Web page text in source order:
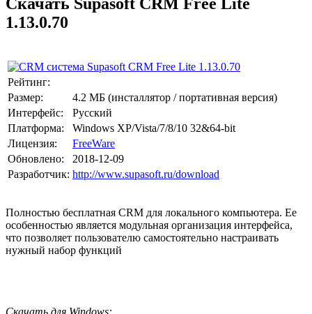
1.13.0.70
Рейтинг:
Размер:
4.2 МБ (инсталлятор / портативная версия)
Интерфейс:
Русский
Платформа:
Windows XP/Vista/7/8/10 32&64-bit
Лицензия:
FreeWare
Обновлено:
2018-12-09
Разработчик: http://www.supasoft.ru/download
Полностью бесплатная CRM для локального компьютера. Ее
особенностью является модульная организация интерфейса,
что позволяет пользователю самостоятельно настраивать
нужный набор функций
Скачать для Windows: